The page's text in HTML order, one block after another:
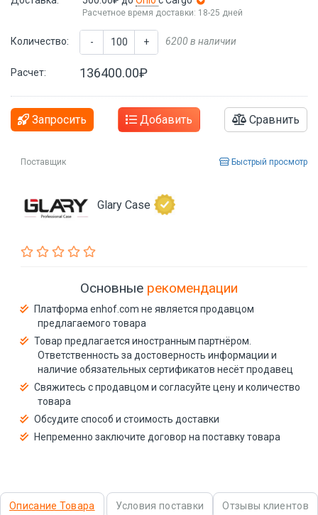
Расчетное время доставки: 18-25 дней
Количество: - + 6200 в наличии
Расчет: 136400.00₽
Запросить Добавить Сравнить
Поставщик Быстрый просмотр
Glary Case
Основные рекомендации
Платформа enhof.com не является продавцом
предлагаемого товара
Товар предлагается иностранным партнёром.
Ответственность за достоверность информации и
наличие обязательных сертификатов несёт продавец
Свяжитесь с продавцом и согласуйте цену и количество
товара
Обсудите способ и стоимость доставки
Непременно заключите договор на поставку товара
Описание Товара Условия поставки Отзывы клиентов